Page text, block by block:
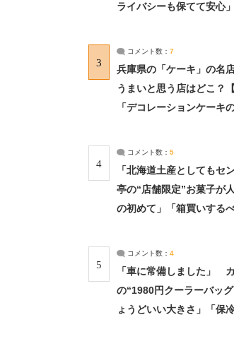
ライバシーも保てて安心
3
コメント数： 7
兵庫県の「ケーキ」の名
うまいと思う店はどこ？
「デコレーションケーキ
4
コメント数： 5
「北海道土産としてもセ
亭の“店舗限定”お菓子が
の初めて」「箱買いする
5
コメント数： 4
「車に常備しました」
の“1980円クーラーバッ
ょうどいい大きさ」「保